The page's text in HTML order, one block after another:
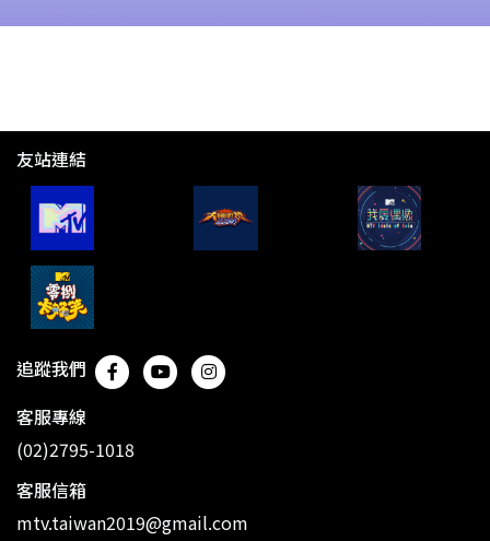
友站連結
追蹤我們
客服專線
(02)2795-1018
客服信箱
mtv.taiwan2019@gmail.com